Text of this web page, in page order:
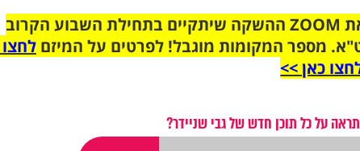
הצטרפו לקבוצת הוואטסאפ לקראת ZOOM ההשקה שיתקיים בתחילת השבוע הקרוב
מספר המקומות מוגבל! לפרטים על המיזם
כאן >>
על כל תוכן חדש של גבי שניידר?